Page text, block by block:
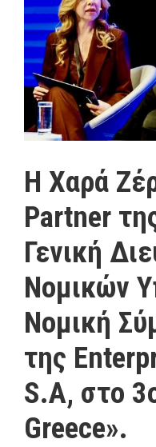
Η Χαρά
Partner
Γενική
Νομικών
Νομική
της
S.A, στο
Greece».